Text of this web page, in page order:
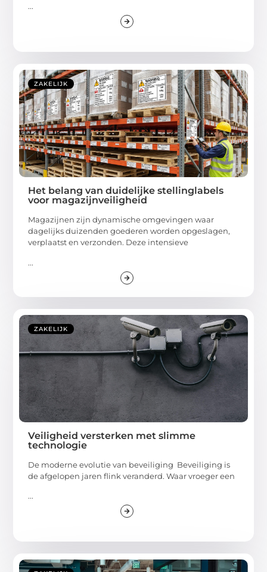
...
ZAKELIJK
Het belang van duidelijke stellinglabels
voor magazijnveiligheid
Magazijnen zijn dynamische omgevingen waar
dagelijks duizenden goederen worden opgeslagen,
verplaatst en verzonden. Deze intensieve
...
ZAKELIJK
Veiligheid versterken met slimme
technologie
De moderne evolutie van beveiliging Beveiliging is
de afgelopen jaren flink veranderd. Waar vroeger een
...